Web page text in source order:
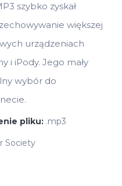
szybko zyskał
większej
urządzeniach
i iPody. Jego mały
wybór do
pliku: .mp3
Society